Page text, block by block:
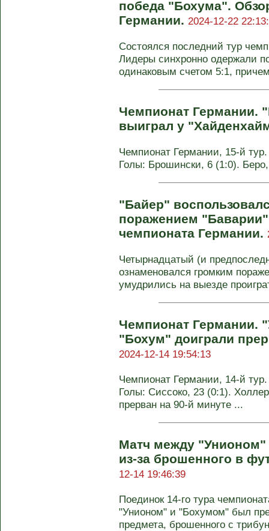
победа "Бохума".
Германии. 2024-12-22
Состоялся последний тур
Лидеры синхронно одержали
одинаковым счетом 5:1,
Чемпионат Германии.
выиграл у
Чемпионат Германии, 15-й
Голы: Брошински, 6 (1:0).
"Байер"
поражением
чемпионата Германии.
Четырнадцатый (и
ознаменовался громким
умудрились на выезде
Чемпионат Германии.
"Бохум" доиграли
2024-12-14 19:54:13
Чемпионат Германии, 14-й
Голы: Сиссоко, 23 (0:1).
прерван на 90-й минуте ...
Матч между
из-за брошенного в
12-14 19:46:39
Поединок 14‑го тура
"Унионом" и "Бохумом" был
предмета, брошенного с